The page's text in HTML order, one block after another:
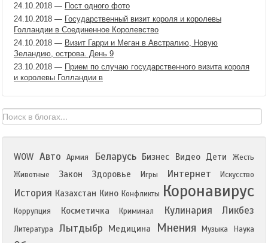
24.10.2018 — Пост одного фото
24.10.2018 — Государственный визит короля и королевы
Голландии в Соединенное Королевство
24.10.2018 — Визит Гарри и Меган в Австралию, Новую
Зеландию, острова. День 9
23.10.2018 — Прием по случаю государственного визита короля
и королевы Голландии в
WOW Авто Армия Беларусь Бизнес Видео Дети
Жесть
Животные
Закон Здоровье Игры Интернет Искусство
История Казахстан Кино Конфликты Коронавирус
Коррупция Косметичка Криминал Кулинария Ликбез
Литература Лытдыбр Медицина Мнения Музыка Наука